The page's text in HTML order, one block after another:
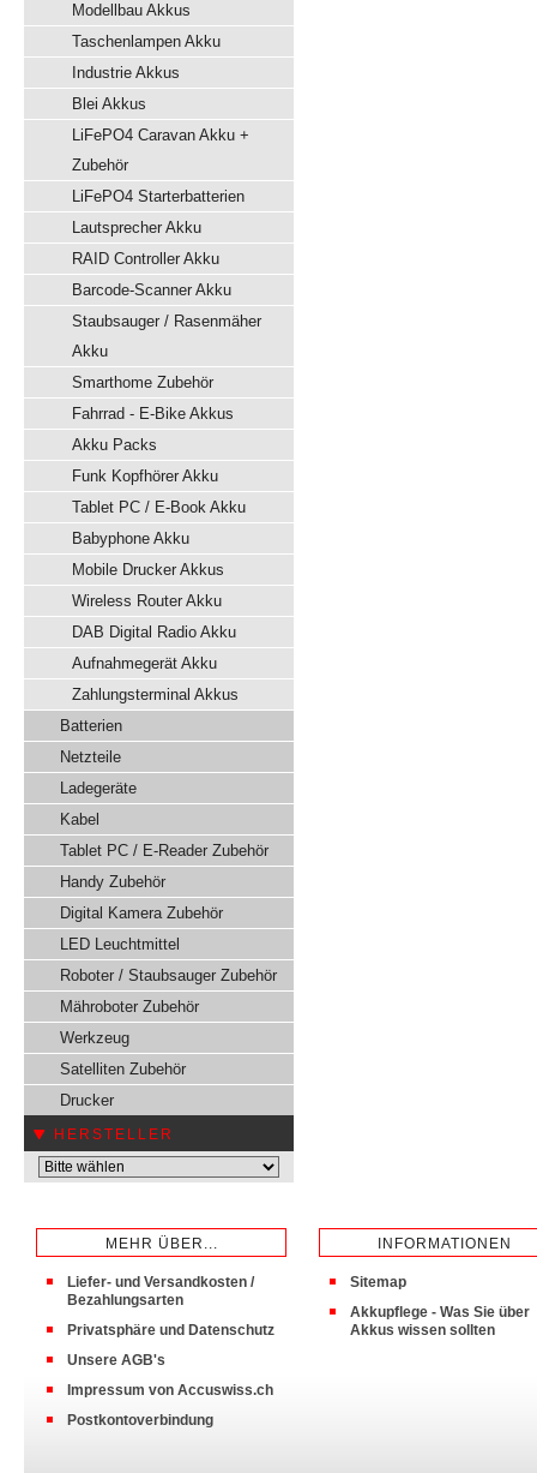
Modellbau Akkus
Taschenlampen Akku
Industrie Akkus
Blei Akkus
LiFePO4 Caravan Akku +
Zubehör
LiFePO4 Starterbatterien
Lautsprecher Akku
RAID Controller Akku
Barcode-Scanner Akku
Staubsauger / Rasenmäher
Akku
Smarthome Zubehör
Fahrrad - E-Bike Akkus
Akku Packs
Funk Kopfhörer Akku
Tablet PC / E-Book Akku
Babyphone Akku
Mobile Drucker Akkus
Wireless Router Akku
DAB Digital Radio Akku
Aufnahmegerät Akku
Zahlungsterminal Akkus
Batterien
Netzteile
Ladegeräte
Kabel
Tablet PC / E-Reader Zubehör
Handy Zubehör
Digital Kamera Zubehör
LED Leuchtmittel
Roboter / Staubsauger Zubehör
Mähroboter Zubehör
Werkzeug
Satelliten Zubehör
Drucker
HERSTELLER
MEHR ÜBER...
Liefer- und Versandkosten /
Bezahlungsarten
Privatsphäre und Datenschutz
Unsere AGB's
Impressum von Accuswiss.ch
Postkontoverbindung
INFORMATIONEN
Sitemap
Akkupflege - Was Sie über
Akkus wissen sollten